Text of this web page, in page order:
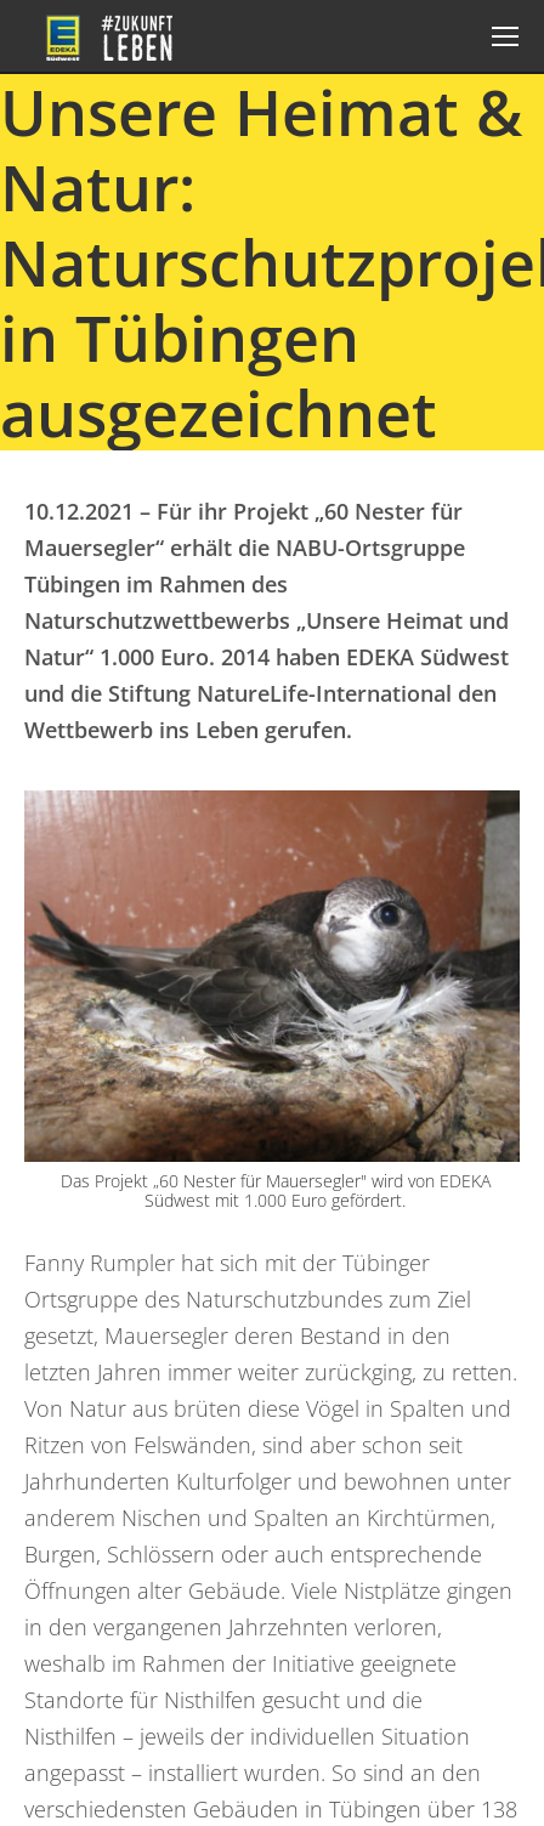
Unsere Heimat &
Natur:
in Tübingen
ausgezeichnet
10.12.2021 – Für ihr Projekt „60 Nester für
Mauersegler“ erhält die NABU-Ortsgruppe
Tübingen im Rahmen des
Naturschutzwettbewerbs „Unsere Heimat und
Natur“ 1.000 Euro. 2014 haben EDEKA Südwest
und die Stiftung NatureLife-International den
Wettbewerb ins Leben gerufen.
Das Projekt „60 Nester für Mauersegler" wird von EDEKA
Südwest mit 1.000 Euro gefördert.
Fanny Rumpler hat sich mit der Tübinger
Ortsgruppe des Naturschutzbundes zum Ziel
gesetzt, Mauersegler deren Bestand in den
letzten Jahren immer weiter zurückging, zu retten.
Von Natur aus brüten diese Vögel in Spalten und
Ritzen von Felswänden, sind aber schon seit
Jahrhunderten Kulturfolger und bewohnen unter
anderem Nischen und Spalten an Kirchtürmen,
Burgen, Schlössern oder auch entsprechende
Öffnungen alter Gebäude. Viele Nistplätze gingen
in den vergangenen Jahrzehnten verloren,
weshalb im Rahmen der Initiative geeignete
Standorte für Nisthilfen gesucht und die
Nisthilfen – jeweils der individuellen Situation
angepasst – installiert wurden. So sind an den
verschiedensten Gebäuden in Tübingen über 138